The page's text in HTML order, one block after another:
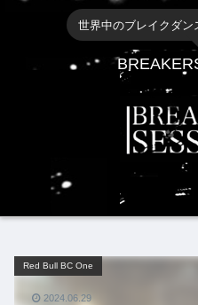
世界中のブレイクダン
Red Bull BC One
2024.06.29